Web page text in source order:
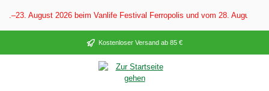
springen2026 beim Vanlife Festival Ferropolis und vom 28. August–6.
Kostenloser Versand ab 85 €